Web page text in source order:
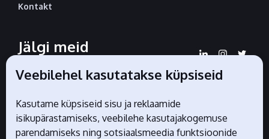
Kontakt
Jälgi meid
sotsiaalmeedias
Liidu ametlikud partnerid
Veebilehel kasutatakse küpsiseid
Kasutame küpsiseid sisu ja reklaamide
isikupärastamiseks, veebilehe kasutajakogemuse
parendamiseks ning sotsiaalsmeedia funktsioonide